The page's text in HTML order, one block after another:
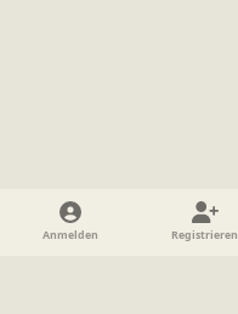
Heller Modus
Dunkler ModusSystemeinstellung
Anmelden Registrieren